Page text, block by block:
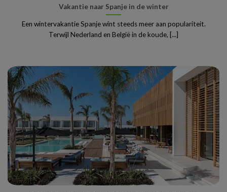
Vakantie naar Spanje in de winter
Een wintervakantie Spanje wint steeds meer aan populariteit.
Terwijl Nederland en België in de koude, [...]